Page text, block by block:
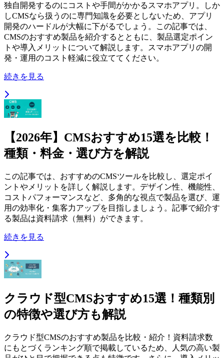
独自開発するのにコストや手間がかかるスマホアプリ。しか
しCMSなら扱うのに専門知識を必要としないため、アプリ
開発のハードルが大幅に下がるでしょう。この記事では、
CMSのおすすめ製品を紹介するとともに、製品選定ポイン
トや導入メリットについて解説します。スマホアプリの開
発・運用のコスト軽減に役立ててください。
続きを見る
【2026年】CMSおすすめ15選を比較！
種類・料金・選び方を解説
この記事では、おすすめのCMSツールを比較し、選定ポイ
ントやメリットを詳しく解説します。デザイン性、機能性、
コストパフォーマンスなど、多角的な視点で製品を選び、運
用の効率化・集客力アップを目指しましょう。記事で紹介す
る製品は資料請求（無料）ができます。
続きを見る
クラウド型CMSおすすめ15選！種類別
の特徴や選び方も解説
クラウド型CMSのおすすめ製品を比較・紹介！資料請求数
にもとづくランキング順で掲載しているため、人気の高い製